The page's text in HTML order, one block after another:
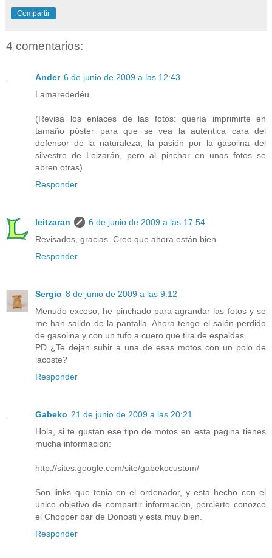
Compartir
4 comentarios:
Ander 6 de junio de 2009 a las 12:43
Lamarededéu.
(Revisa los enlaces de las fotos: quería imprimirte en
tamaño póster para que se vea la auténtica cara del
defensor de la naturaleza, la pasión por la gasolina del
silvestre de Leizarán, pero al pinchar en unas fotos se
abren otras).
Responder
leitzaran
6 de junio de 2009 a las 17:54
Revisados, gracias. Creo que ahora están bien.
Responder
Sergio 8 de junio de 2009 a las 9:12
Menudo exceso, he pinchado para agrandar las fotos y se
me han salido de la pantalla. Ahora tengo el salón perdido
de gasolina y con un tufo a cuero que tira de espaldas.
PD ¿Te dejan subir a una de esas motos con un polo de
lacoste?
Responder
Gabeko 21 de junio de 2009 a las 20:21
Hola, si te gustan ese tipo de motos en esta pagina tienes
mucha informacion:
http://sites.google.com/site/gabekocustom/
Son links que tenia en el ordenador, y esta hecho con el
unico objetivo de compartir informacion, porcierto conozco
el Chopper bar de Donosti y esta muy bien.
Responder